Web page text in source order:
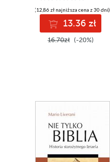
(12,86 zł najniższa cena z 30 dni)
13.36 zł
16.70zł (-20%)